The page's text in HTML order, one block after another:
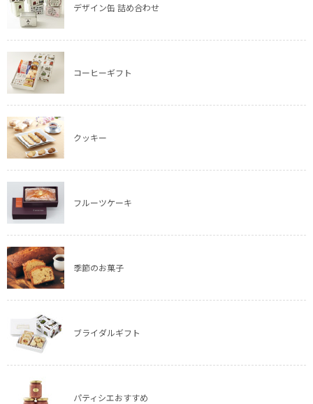
デザイン缶 詰め合わせ
コーヒーギフト
クッキー
フルーツケーキ
季節のお菓子
ブライダルギフト
パティシエおすすめ